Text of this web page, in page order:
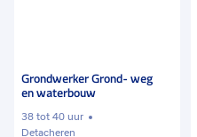
Grondwerker Grond- weg
en waterbouw
38 tot 40 uur
Detacheren